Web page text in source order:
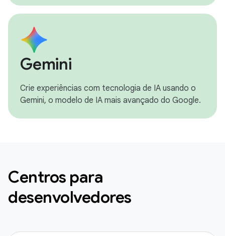
Gemini
Crie experiências com tecnologia de IA usando o
Gemini, o modelo de IA mais avançado do Google.
Centros para
desenvolvedores